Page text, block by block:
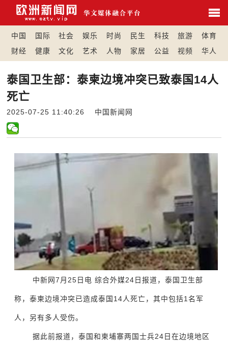
中国 国际 社会 娱乐 时尚 民生 科技 旅游
体育
财经
健康 文化 艺术 人物 家居 公益 视频 华人
泰国卫生部：泰柬边境冲突已致泰国14人
死亡
2025-07-25 11:40:26 中国新闻网
中新网7月25日电 综合外媒24日报道，泰国卫生部
称，泰柬边境冲突已造成泰国14人死亡，其中包括1名军
人，另有多人受伤。
据此前报道，泰国和柬埔寨两国士兵24日在边境地区